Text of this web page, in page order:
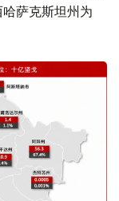
萨克斯坦州为